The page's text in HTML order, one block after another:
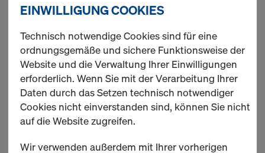
Ausgeleichsbleche
1 Produkte gefunden
Meist gesucht
EINWILLIGUNG COOKIES
Technisch notwendige Cookies sind für eine
ordnungsgemäße und sichere Funktionsweise der
Website und die Verwaltung Ihrer Einwilligungen
erforderlich. Wenn Sie mit der Verarbeitung Ihrer
Daten durch das Setzen technisch notwendiger
Cookies nicht einverstanden sind, können Sie nicht
auf die Website zugreifen.
Wir verwenden außerdem mit Ihrer vorherigen